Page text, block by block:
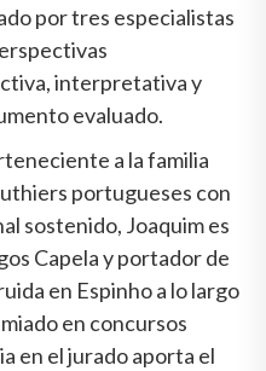
por tres especialistas
interpretativa y
evaluado.
a la familia
portugueses con
sostenido, Joaquim es
Capela y portador de
en Espinho a lo largo
en concursos
en el jurado aporta el